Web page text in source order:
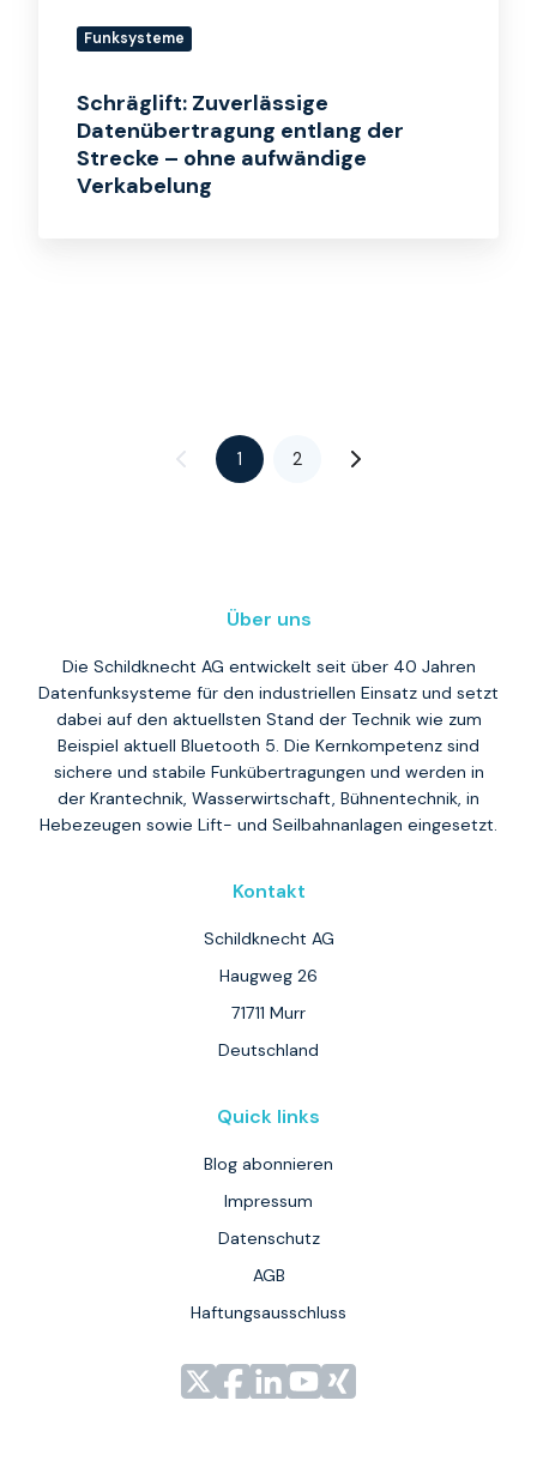
Funksysteme
Schräglift: Zuverlässige
Datenübertragung entlang der
Strecke – ohne aufwändige
Verkabelung
1 2
Über uns
Die Schildknecht AG entwickelt seit über 40 Jahren
Datenfunksysteme für den industriellen Einsatz und setzt
dabei auf den aktuellsten Stand der Technik wie zum
Beispiel aktuell Bluetooth 5. Die Kernkompetenz sind
sichere und stabile Funkübertragungen und werden in
der Krantechnik, Wasserwirtschaft, Bühnentechnik, in
Hebezeugen sowie Lift- und Seilbahnanlagen eingesetzt.
Kontakt
Schildknecht AG
Haugweg 26
71711 Murr
Deutschland
Quick links
Blog abonnieren
Impressum
Datenschutz
AGB
Haftungsausschluss
Link LinkLinkLinkLink